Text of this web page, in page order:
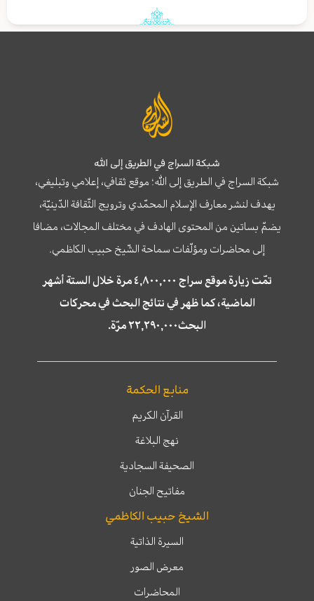
شبكة السراج في الطريق إلى الله
شبكة السراج في الطريق إلى الله؛ موقع ثقافي، إعلامي وتبليغي،
يهدف لنشر معارف الإسلام المحمّدي وترويج الثّقافة الدّينيّة،
يضمّ بساتين من المحتوى الهادف في مختلف المجالات، مضافا
إلى محاضرات ومؤلّفات سماحة الشّيخ حبيب الكاظمي.
تمّت زيارة موقع سراج ٤,٨٠٠,٠٠٠ مرة خلال الستة أشهر
الماضية، كما ظهر في نتائج البحث في محركات
البحث٢٢,٢٩٠,٠٠٠ مرّة.
منابع الحكمة
القرآن الكريم
نهج البلاغة
الصحيفة السجادية
مفاتيح الجنان
الشيخ حبيب الكاظمي
السيرة الذاتية
معرض الصور
المحاضرات